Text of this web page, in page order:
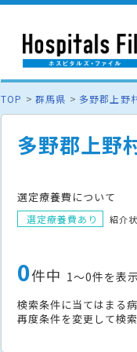
TOP 群馬県 多野郡上野
多野郡上野
選定療養費について
選定療養費あり
紹介
0件中 1〜0件を表
検索条件に当てはまる
再度条件を変更して検